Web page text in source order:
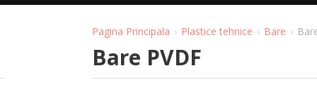
Pagina Principala Plastice tehnice Bare
Bare PVDF